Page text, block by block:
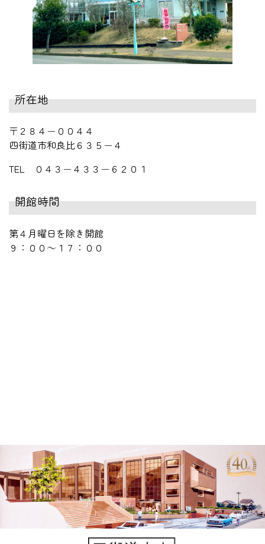
所在地
〒２８４－００４４
四街道市和良比６３５－４
TEL ０４３－４３３－６２０１
開館時間
第４月曜日を除き開館
９：００～１７：００